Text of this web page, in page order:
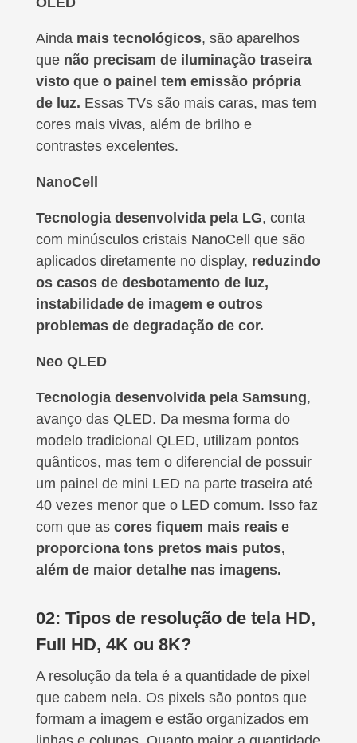
Aindamais tecnológicos, são aparelhos
que não precisam de iluminação traseira
visto que o painel tem emissão própria
de luz. Essas TVs são mais caras, mas tem
cores mais vivas, além de brilho e
contrastes excelentes.
NanoCell
Tecnologia desenvolvida pela LG, conta
com minúsculos cristais NanoCell que são
aplicados diretamente no display, reduzindo
os casos de desbotamento de luz,
instabilidade de imagem e outros
problemas de degradação de cor.
Neo QLED
Tecnologia desenvolvida pela Samsung,
avanço das QLED. Da mesma forma do
modelo tradicional QLED, utilizam pontos
quânticos, mas tem o diferencial de possuir
um painel de mini LED na parte traseira até
40 vezes menor que o LED comum. Isso faz
com que ascores fiquem mais reais e
proporciona tons pretos mais putos,
além de maior detalhe nas imagens.
02: Tipos de resolução de tela HD,
Full HD, 4K ou 8K?
A resolução da tela é a quantidade de pixel
que cabem nela. Os pixels são pontos que
formam a imagem e estão organizados em